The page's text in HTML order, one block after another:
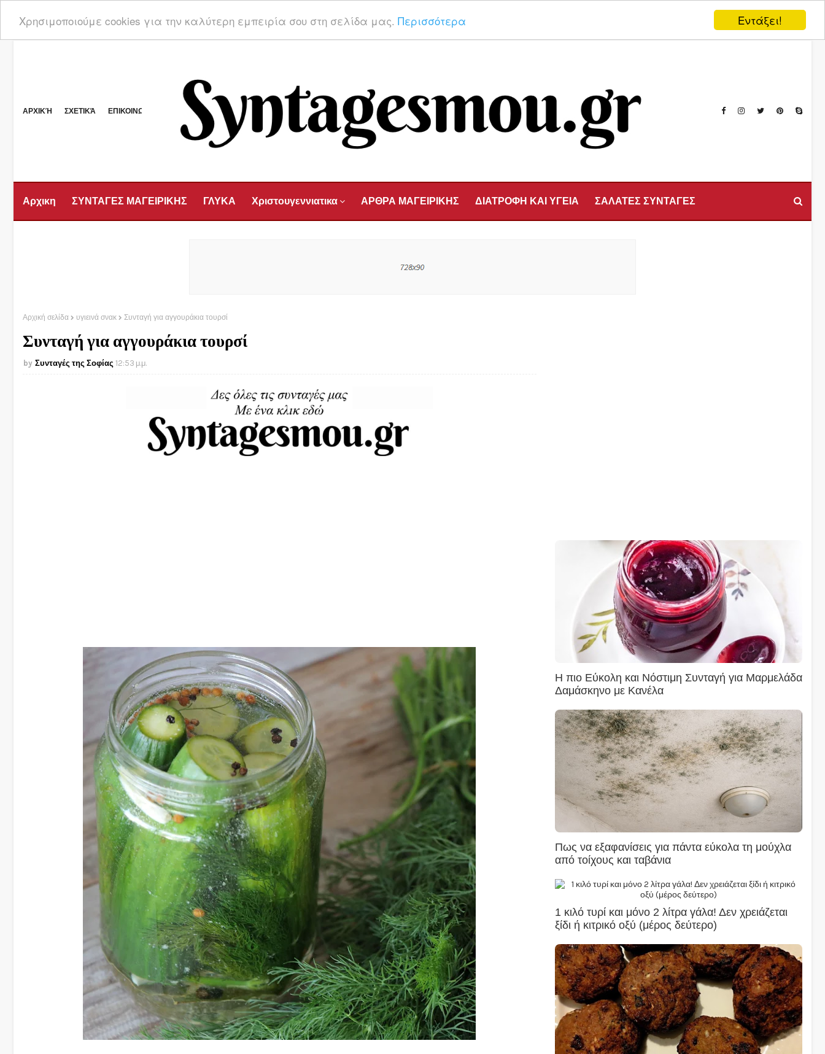
Εντάξει!
Χρησιμοποιούμε cookies για την καλύτερη εμπειρία σου στη σελίδα μας. Περισσότερα
ΑΡΧΙΚΉ ΣΧΕΤΙΚΆ ΕΠΙΚΟΙΝΩΝΊΑ
Αρχικη ΣΥΝΤΑΓΕΣ ΜΑΓΕΙΡΙΚΗΣ ΓΛΥΚΑ Χριστουγεννιατικα ΑΡΘΡΑ ΜΑΓΕΙΡΙΚΗΣ ΔΙΑΤΡΟΦΗ ΚΑΙ ΥΓΕΙΑ ΣΑΛΑΤΕΣ ΣΥΝΤΑΓΕΣ
Αρχική σελίδα υγιεινά σνακ Συνταγή για αγγουράκια τουρσί
Συνταγή για αγγουράκια τουρσί
Συνταγές της Σοφίας 12:53 μ.μ.
Η πιο Εύκολη και Νόστιμη Συνταγή για Μαρμελάδα
Δαμάσκηνο με Κανέλα
Πως να εξαφανίσεις για πάντα εύκολα τη μούχλα
από τοίχους και ταβάνια
1 κιλό τυρί και μόνο 2 λίτρα γάλα! Δεν χρειάζεται
ξίδι ή κιτρικό οξύ (μέρος δεύτερο)